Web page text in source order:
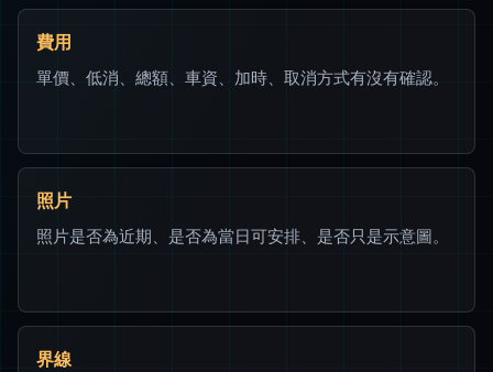
費用
單價、低消、總額、車資、加時、取消方式有沒有確認。
照片
照片是否為近期、是否為當日可安排、是否只是示意圖。
界線